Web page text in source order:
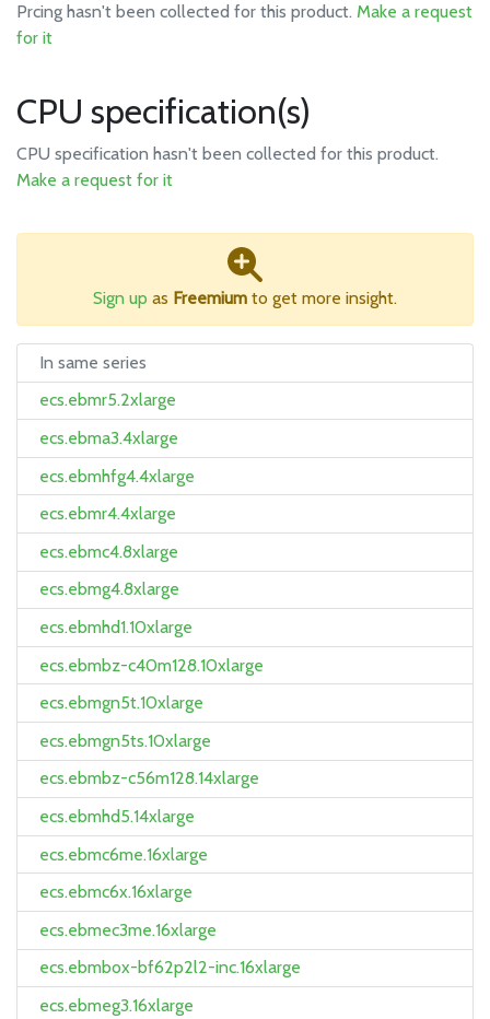
Prcing hasn't been collected for this product. Make a request
for it
CPU specification(s)
CPU specification hasn't been collected for this product.
Make a request for it
Sign up as Freemium to get more insight.
In same series
ecs.ebmr5.2xlarge
ecs.ebma3.4xlarge
ecs.ebmhfg4.4xlarge
ecs.ebmr4.4xlarge
ecs.ebmc4.8xlarge
ecs.ebmg4.8xlarge
ecs.ebmhd1.10xlarge
ecs.ebmbz-c40m128.10xlarge
ecs.ebmgn5t.10xlarge
ecs.ebmgn5ts.10xlarge
ecs.ebmbz-c56m128.14xlarge
ecs.ebmhd5.14xlarge
ecs.ebmc6me.16xlarge
ecs.ebmc6x.16xlarge
ecs.ebmec3me.16xlarge
ecs.ebmbox-bf62p2l2-inc.16xlarge
ecs.ebmeg3.16xlarge